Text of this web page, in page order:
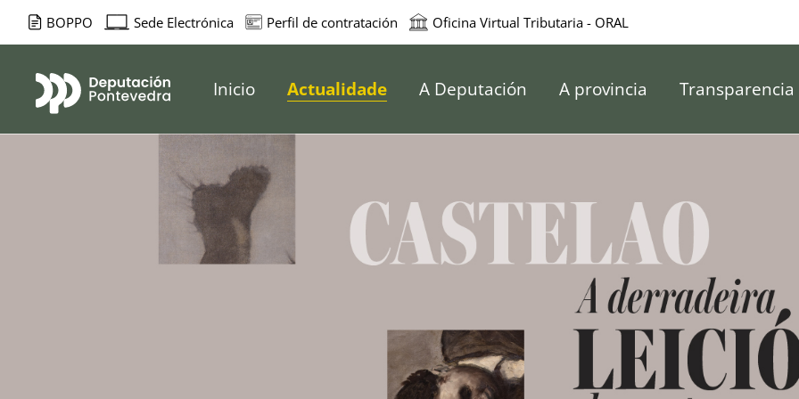
BOPPO Sede Electrónica Perfil de contratación Oficina Virtual Tributaria - ORAL
Deputación de Pontevedra
Inicio Actualidade A Deputación A provincia Transparencia